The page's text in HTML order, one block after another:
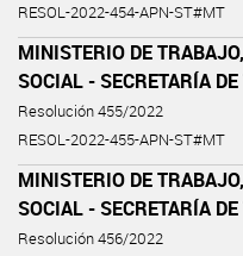
RESOL-2022-454-APN-ST#MT
MINISTERIO DE
SOCIAL - SECRETARÍA
Resolución 455/2022
RESOL-2022-455-APN-ST#MT
MINISTERIO DE
SOCIAL - SECRETARÍA
Resolución 456/2022